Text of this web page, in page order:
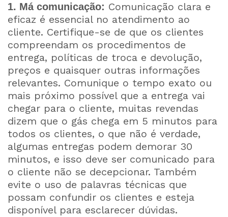
1. Má comunicação: Comunicação clara e
eficaz é essencial no atendimento ao
cliente. Certifique-se de que os clientes
compreendam os procedimentos de
entrega, políticas de troca e devolução,
preços e quaisquer outras informações
relevantes. Comunique o tempo exato ou
mais próximo possível que a entrega vai
chegar para o cliente, muitas revendas
dizem que o gás chega em 5 minutos para
todos os clientes, o que não é verdade,
algumas entregas podem demorar 30
minutos, e isso deve ser comunicado para
o cliente não se decepcionar. Também
evite o uso de palavras técnicas que
possam confundir os clientes e esteja
disponível para esclarecer dúvidas.